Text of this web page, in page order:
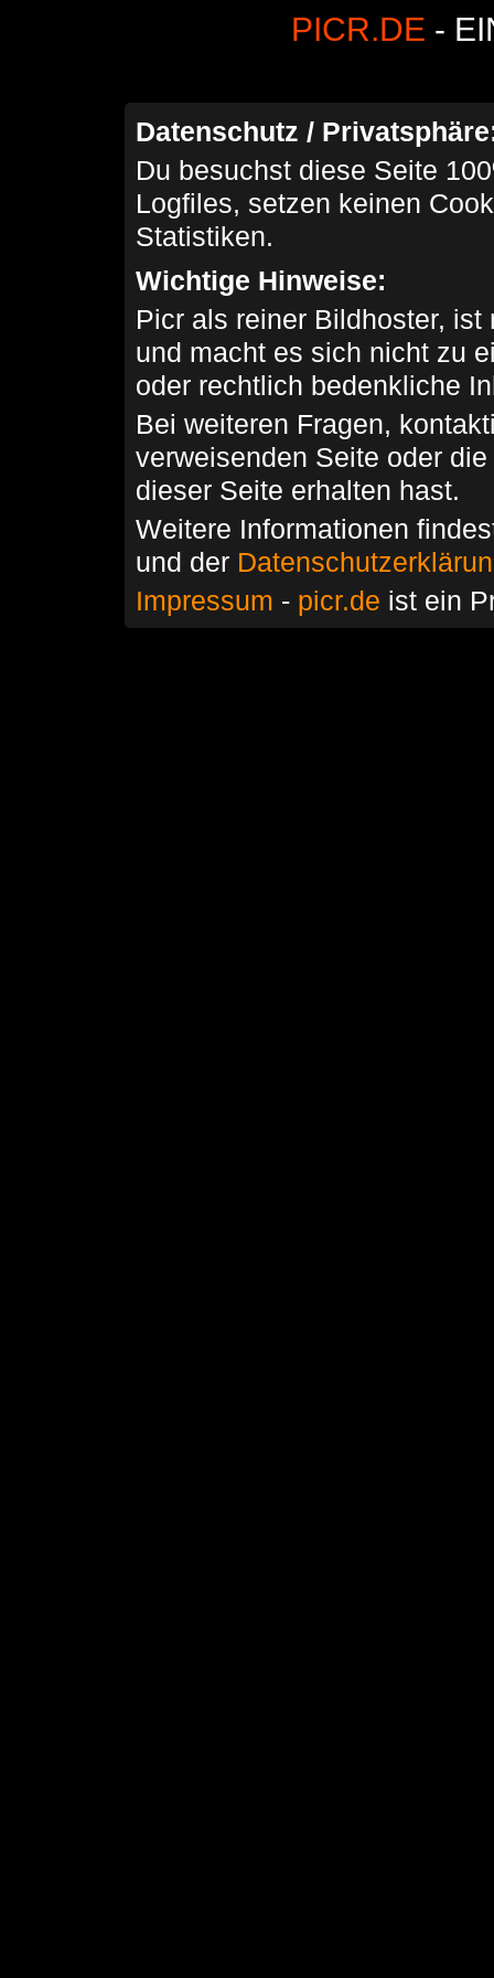
PICR.DE -
Datenschutz /
Du besuchst diese Seite
Logfiles, setzen keinen
Statistiken.
Wichtige Hinweise:
Picr als reiner Bildhoster,
und macht es sich nicht zu
oder rechtlich bedenkliche
Bei weiteren Fragen,
verweisenden Seite oder
dieser Seite erhalten hast.
Weitere Informationen
und der
Impressum - picr.de ist ein